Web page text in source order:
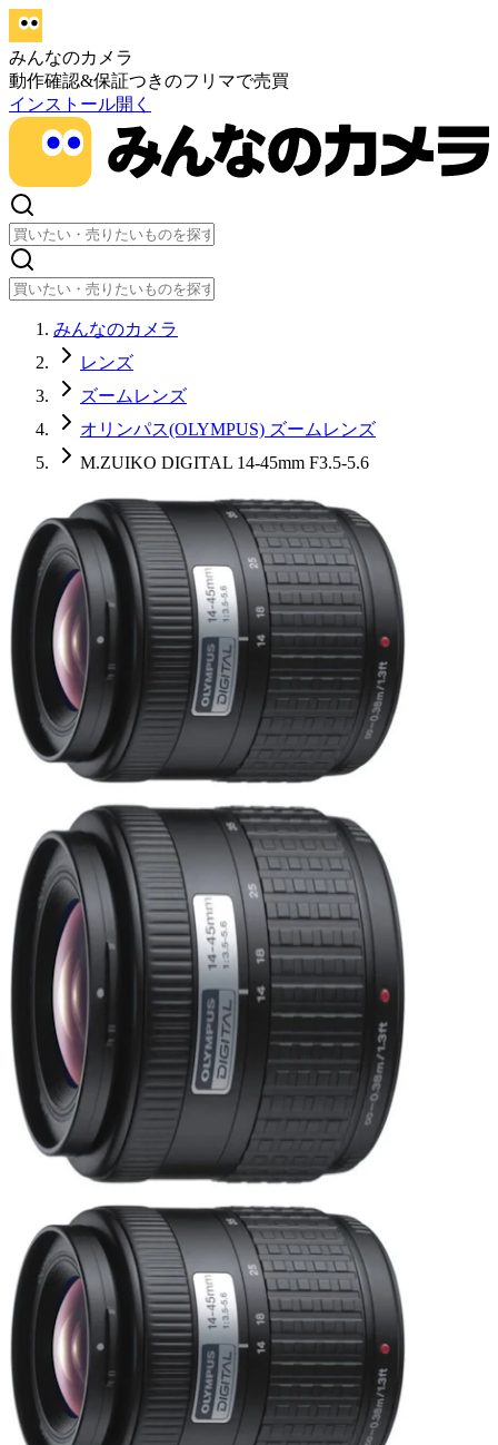
みんなのカメラ
動作確認&保証つきのフリマで売買
インストール開く
みんなのカメラ
レンズ
ズームレンズ
オリンパス(OLYMPUS) ズームレンズ
M.ZUIKO DIGITAL 14-45mm F3.5-5.6